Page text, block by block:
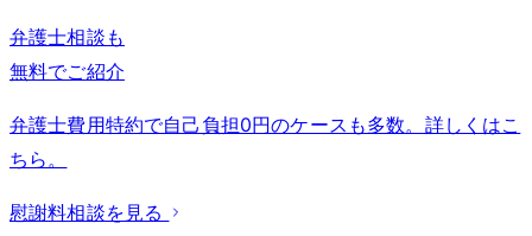
弁護士相談も
無料でご紹介
弁護士費用特約で自己負担0円のケースも多数。詳しくはこ
ちら。
慰謝料相談を見る